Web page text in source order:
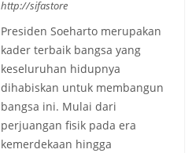
http://sifastore
Presiden Soeharto merupakan
kader terbaik bangsa yang
keseluruhan hidupnya
dihabiskan untuk membangun
bangsa ini. Mulai dari
perjuangan fisik pada era
kemerdekaan hingga